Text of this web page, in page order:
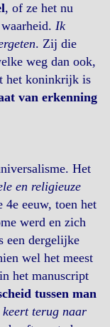
, of ze het nu
Ik
. Zij die
weg dan ook,
het koninkrijk is
van erkenning
Het
en religieuze
4e eeuw, toen het
werd en zich
een dergelijke
wel het meest
het manuscript
tussen man
terug naar